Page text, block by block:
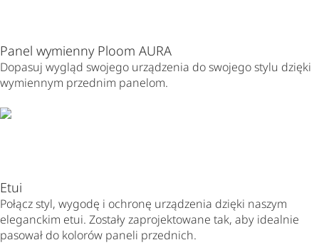
Panel wymienny Ploom AURA
Dopasuj wygląd swojego urządzenia do swojego stylu dzięki
wymiennym przednim panelom.
Etui
Połącz styl, wygodę i ochronę urządzenia dzięki naszym
eleganckim etui. Zostały zaprojektowane tak, aby idealnie
pasował do kolorów paneli przednich.